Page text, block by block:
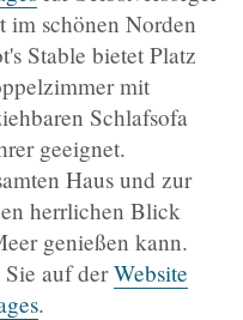
im schönen Norden
Stable bietet Platz
mit
Schlafsofa
geeignet.
Haus und zur
herrlichen Blick
genießen kann.
auf derWebsite
.